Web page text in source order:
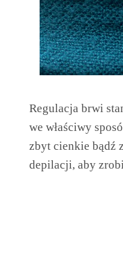
Regulacja brwi
we właściwy
zbyt cienkie bądź
depilacji, aby